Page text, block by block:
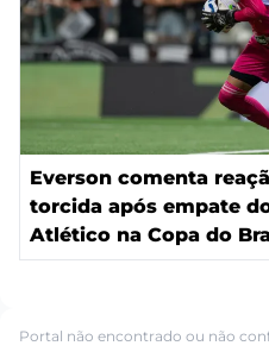
Everson comenta
torcida após empate
Atlético na Copa do
Portal não encontrado ou não